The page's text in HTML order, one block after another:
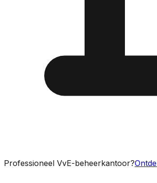
Professioneel VvE-beheerkantoor?